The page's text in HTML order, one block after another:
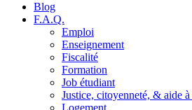
Blog
F.A.Q.
Emploi
Enseignement
Fiscalité
Formation
Job étudiant
Justice, citoyenneté, & aide à
Logement